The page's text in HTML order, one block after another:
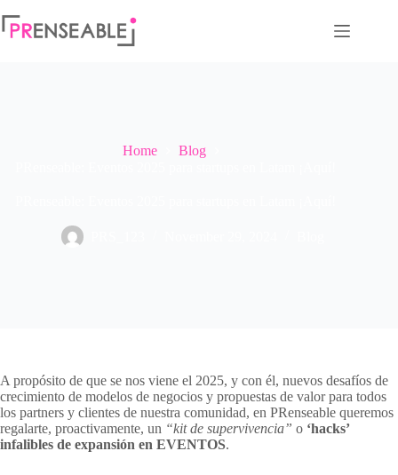
Home
Blog
A propósito de que se nos viene el 2025, y con él, nuevos desafíos de
crecimiento de modelos de negocios y propuestas de valor para todos
los partners y clientes de nuestra comunidad, en PRenseable queremos
regalarte, proactivamente, un “kit de supervivencia” o ‘hacks’
infalibles de expansión en EVENTOS.